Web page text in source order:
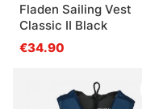
Fladen Sailing Vest
Classic II Black
€34.90